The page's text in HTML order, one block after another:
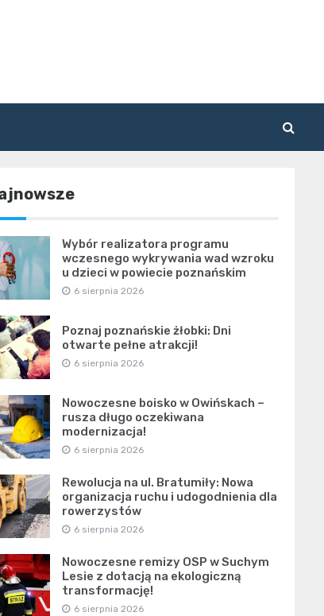
Wybór realizatora programu
wczesnego wykrywania wad wzroku
u dzieci w powiecie poznańskim
6 sierpnia 2026
Poznaj poznańskie żłobki: Dni
otwarte pełne atrakcji!
6 sierpnia 2026
Nowoczesne boisko w Owińskach –
rusza długo oczekiwana
modernizacja!
6 sierpnia 2026
Rewolucja na ul. Bratumiły: Nowa
organizacja ruchu i udogodnienia dla
rowerzystów
6 sierpnia 2026
Nowoczesne remizy OSP w Suchym
Lesie z dotacją na ekologiczną
transformację!
6 sierpnia 2026